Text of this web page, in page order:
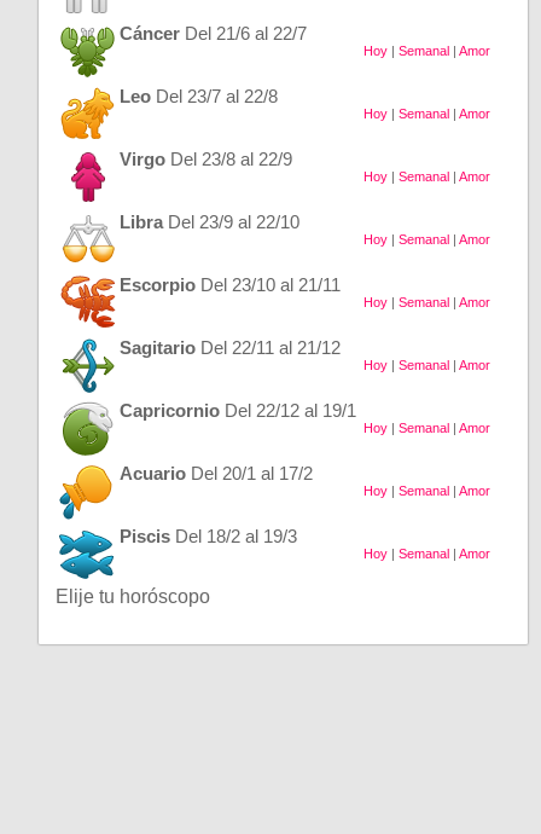
Cáncer Del 21/6 al 22/7
Hoy| Semanal Amor
Leo Del 23/7 al 22/8
Hoy| Semanal Amor
Virgo Del 23/8 al 22/9
Hoy| Semanal Amor
Libra Del 23/9 al 22/10
Hoy| Semanal Amor
Escorpio Del 23/10 al 21/11
Hoy| Semanal Amor
Sagitario Del 22/11 al 21/12
Hoy| Semanal Amor
Capricornio Del 22/12 al 19/1
Hoy| Semanal Amor
Acuario Del 20/1 al 17/2
Hoy| Semanal Amor
Piscis Del 18/2 al 19/3
Hoy| Semanal Amor
Elije tu horóscopo